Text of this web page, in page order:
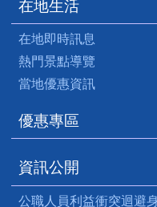
在地生活
在地即時訊息
熱門景點導覽
當地優惠資訊
優惠專區
資訊公開
公職人員利益衝突迴避